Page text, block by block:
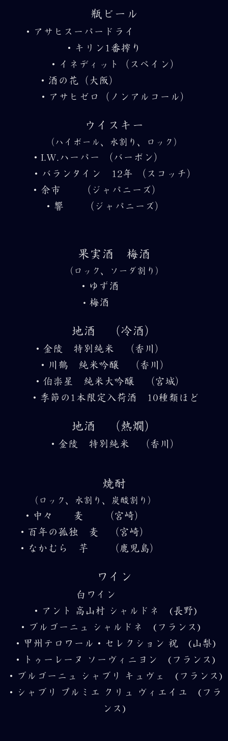
瓶ビール
・アサヒスーパードライ
・キリン1番搾り
・イネディット（スペイン）
・酒の花（大阪）
・アサヒゼロ（ノンアルコール）
ウイスキー
（ハイボール、水割り、ロック）
・I.W.ハーパー （バーボン）
・バランタイン 12年 （スコッチ）
・余市 （ジャパニーズ）
・響 （ジャパニーズ）
果実酒 梅酒
（ロック、ソーダ割り）
・ゆず酒
・ 梅酒
地酒 （冷酒）
・金陵 特別純米 （香川）
・川鶴 純米吟醸 （香川）
・伯楽星 純米大吟醸 （宮城）
・季節の1本限定入荷酒 10種類ほど
地酒 （熱燗）
・金陵 特別純米 （香川）
焼酎
（ロック、水割り、炭酸割り）
・中々 麦 （宮崎）
・百年の孤独 麦 （宮崎）
・なかむら 芋 （鹿児島）
ワイン
白ワイン
・アント 高山村 シャルドネ (長野)
・ブルゴーニュ シャルドネ (フランス)
・甲州テロワール・セレクション 祝 (山梨)
・トゥーレーヌ ソーヴィニヨン (フランス)
・ブルゴーニュ シャブリ キュヴェ (フランス)
・シャブリ プルミエ クリュ ヴィエイユ (フラ
ンス)